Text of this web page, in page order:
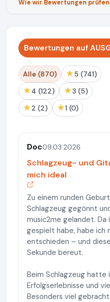
Wie wir Bewertungen prüfen
Bewertungen auf
Alle (870) ★ 5 (741)
★ 4 (122) ★ 3 (5)
★ 2 (2) ★ 1 (0)
Doc09.03.2026
Schlagzeug- und
mich ideal
Zu einem runden
Schlagzeug gegönnt
music2me gelandet.
gespielt habe, habe ich
entschieden – und
Sekunde bereut.
Beim Schlagzeug hatte
Erfolgserlebnisse und
Besonders viel